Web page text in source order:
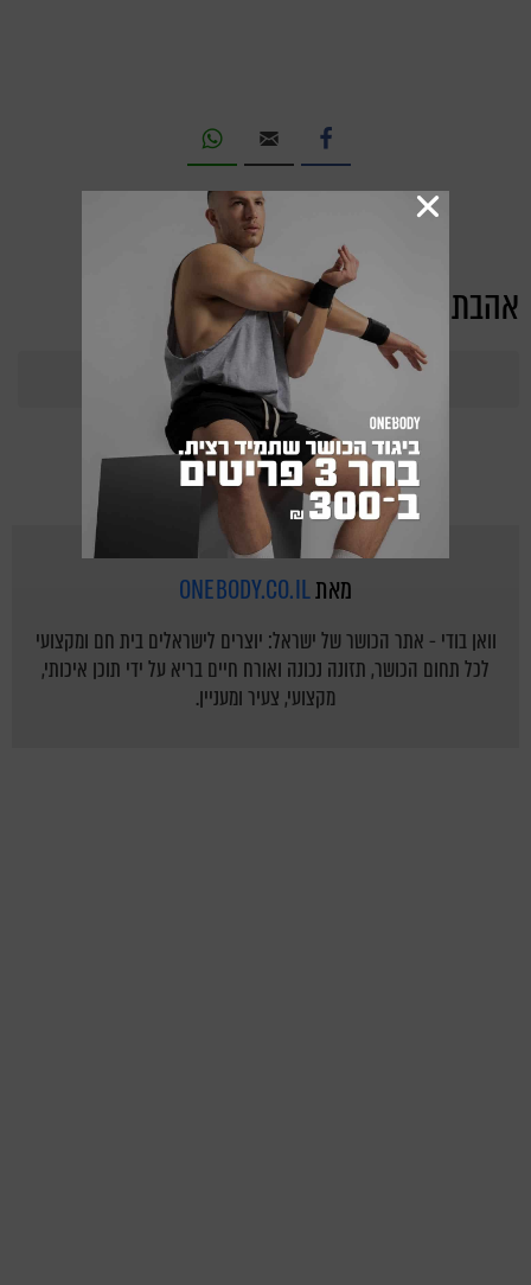
אהבת את הכתבה?
365
Points
מאתONEBODY.CO.IL
וואן בודי - אתר הכושר של ישראל: יוצרים לישראלים בית חם ומקצועי
לכל תחום הכושר, תזונה נכונה ואורח חיים בריא על ידי תוכן איכותי,
מקצועי, צעיר ומעניין.